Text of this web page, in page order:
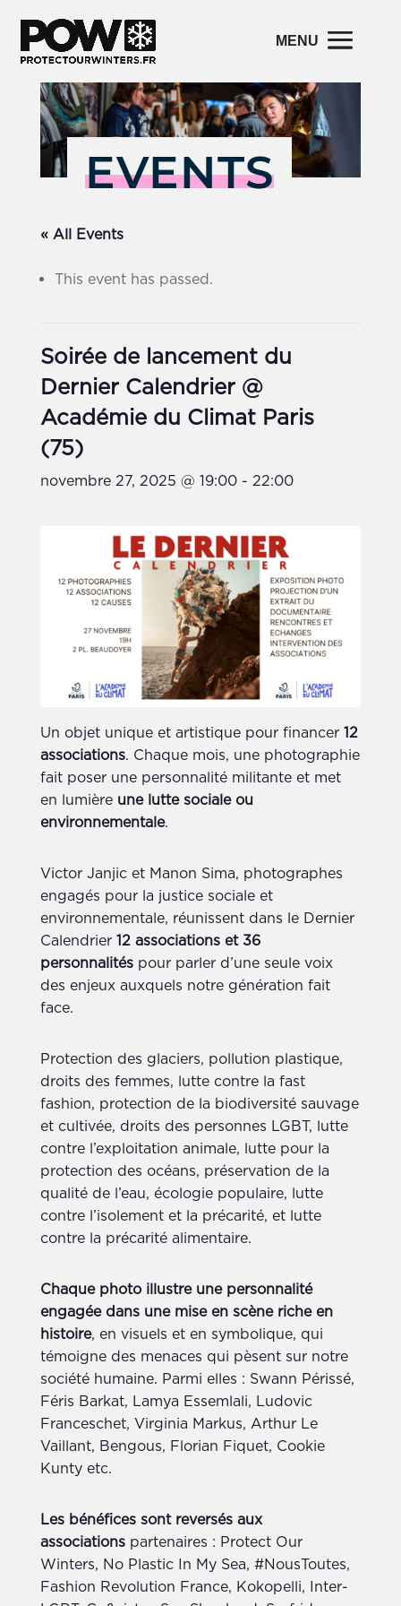
EVENTS
« All Events
This event has passed.
Soirée de lancement du
Dernier Calendrier @
Académie du Climat Paris
(75)
novembre 27, 2025 @ 19:00- 22:00
Un objet unique et artistique pour financer 12
associations. Chaque mois, une photographie
fait poser une personnalité militante et met
en lumière une lutte sociale ou
environnementale.
Victor Janjic et Manon Sima, photographes
engagés pour la justice sociale et
environnementale, réunissent dans le Dernier
Calendrier 12 associations et 36
personnalitéspour parler d’une seule voix
des enjeux auxquels notre génération fait
face.
Protection des glaciers, pollution plastique,
droits des femmes, lutte contre la fast
fashion, protection de la biodiversité sauvage
et cultivée, droits des personnes LGBT, lutte
contre l’exploitation animale, lutte pour la
protection des océans, préservation de la
qualité de l’eau, écologie populaire, lutte
contre l’isolement et la précarité, et lutte
contre la précarité alimentaire.
Chaque photo illustre une personnalité
engagée dans une mise en scène riche en
histoire, en visuels et en symbolique, qui
témoigne des menaces qui pèsent sur notre
société humaine. Parmi elles : Swann Périssé,
Féris Barkat, Lamya Essemlali, Ludovic
Franceschet, Virginia Markus, Arthur Le
Vaillant, Bengous, Florian Fiquet, Cookie
Kunty etc.
Les bénéfices sont reversés aux
associationspartenaires : Protect Our
Winters, No Plastic In My Sea, #NousToutes,
Fashion Revolution France, Kokopelli, Inter-